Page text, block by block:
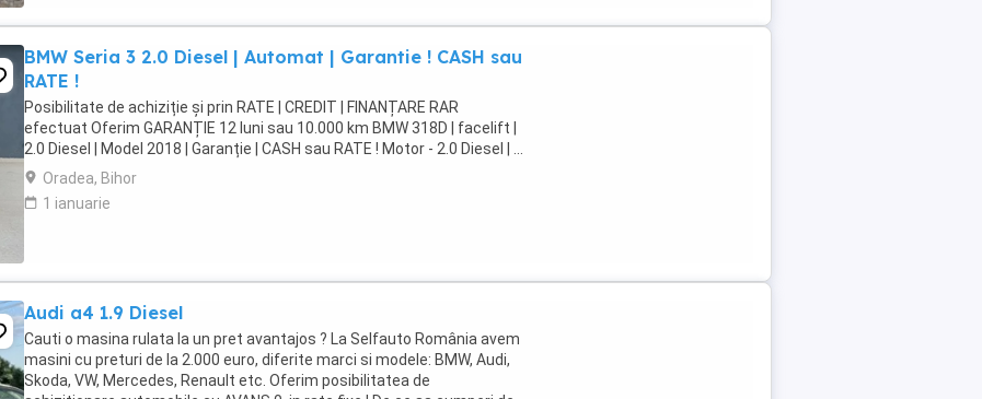
BMW Seria 3 2.0 Diesel | Automat | Garantie ! CASH sau
RATE !
Posibilitate de achiziție și prin RATE | CREDIT | FINANȚARE RAR
efectuat Oferim GARANȚIE 12 luni sau 10.000 km BMW 318D | facelift |
2.0 Diesel | Model 2018 | Garanție | CASH sau RATE ! Motor - 2.0 Diesel | ...
Oradea, Bihor
1 ianuarie
Audi a4 1.9 Diesel
Cauti o masina rulata la un pret avantajos ? La Selfauto România avem
masini cu preturi de la 2.000 euro, diferite marci si modele: BMW, Audi,
Skoda, VW, Mercedes, Renault etc. Oferim posibilitatea de